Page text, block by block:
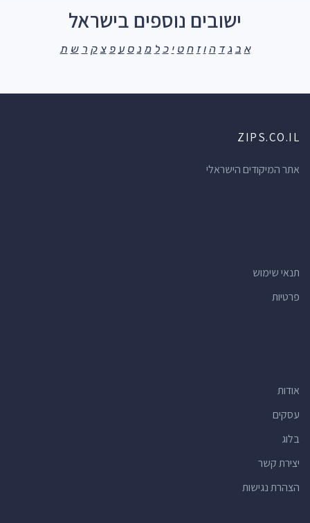
ישובים נוספים בישראל
א ב ג ד ה ו ז ח ט י כ ל מ נ ס ע פ צ ק ר ש ת
ZIPS.CO.IL
אתר המיקודים הישראלי
תנאי שימוש
פרטיות
אודות
עסקים
בלוג
יצירת קשר
הצהרת נגישות